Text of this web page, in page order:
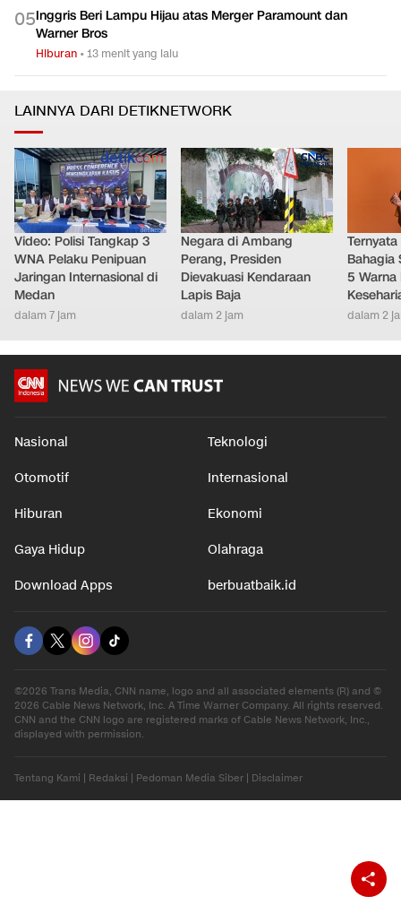
05Inggris Beri Lampu Hijau atas Merger Paramount dan
Warner Bros
Hiburan •13 menit yang lalu
LAINNYA DARI DETIKNETWORK
Video: Polisi Tangkap 3
WNA Pelaku Penipuan
Jaringan Internasional di
Medan
dalam 7 jam
Negara di Ambang
Perang, Presiden
Dievakuasi Kendaraan
Lapis Baja
dalam 2 jam
Bahagia
5
dalam 2
Nasional Teknologi
Otomotif Internasional
Hiburan Ekonomi
Gaya Hidup Olahraga
Download Apps berbuatbaik.id
©2026 Trans Media, CNN name, logo and all associated elements (R) and ©
2026 Cable News Network, Inc. A Time Warner Company. All rights reserved.
CNN and the CNN logo are registered marks of Cable News Network, Inc.,
displayed with permission.
Tentang Kami Redaksi Pedoman Media Siber Disclaimer